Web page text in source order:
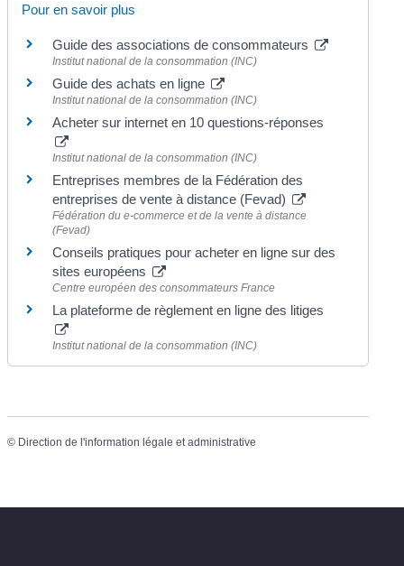
Pour en savoir plus
Guide des associations de consommateurs
Institut national de la consommation (INC)
Guide des achats en ligne
Institut national de la consommation (INC)
Acheter sur internet en 10 questions-réponses
Institut national de la consommation (INC)
Entreprises membres de la Fédération des
entreprises de vente à distance (Fevad)
Fédération du e-commerce et de la vente à distance
(Fevad)
Conseils pratiques pour acheter en ligne sur des
sites européens
Centre européen des consommateurs France
La plateforme de règlement en ligne des litiges
Institut national de la consommation (INC)
© Direction de l'information légale et administrative